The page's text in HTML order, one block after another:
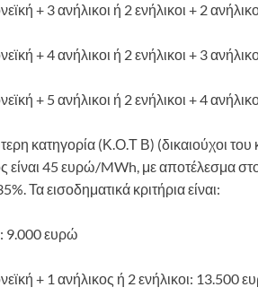
+ 3 ανήλικοι ή 2 ενήλικοι + 2
+ 4 ανήλικοι ή 2 ενήλικοι + 3
+ 5 ανήλικοι ή 2 ενήλικοι + 4
κατηγορία (Κ.Ο.Τ Β) (δικαιούχοι
είναι 45 ευρώ/MWh, με αποτέλεσμα
Τα εισοδηματικά κριτήρια είναι:
9.000 ευρώ
+ 1 ανήλικος ή 2 ενήλικοι: 13.500